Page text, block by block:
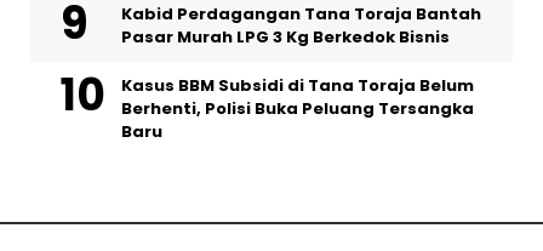
Kabid Perdagangan Tana Toraja Bantah
Pasar Murah LPG 3 Kg Berkedok Bisnis
Kasus BBM Subsidi di Tana Toraja Belum
Berhenti, Polisi Buka Peluang Tersangka
Baru